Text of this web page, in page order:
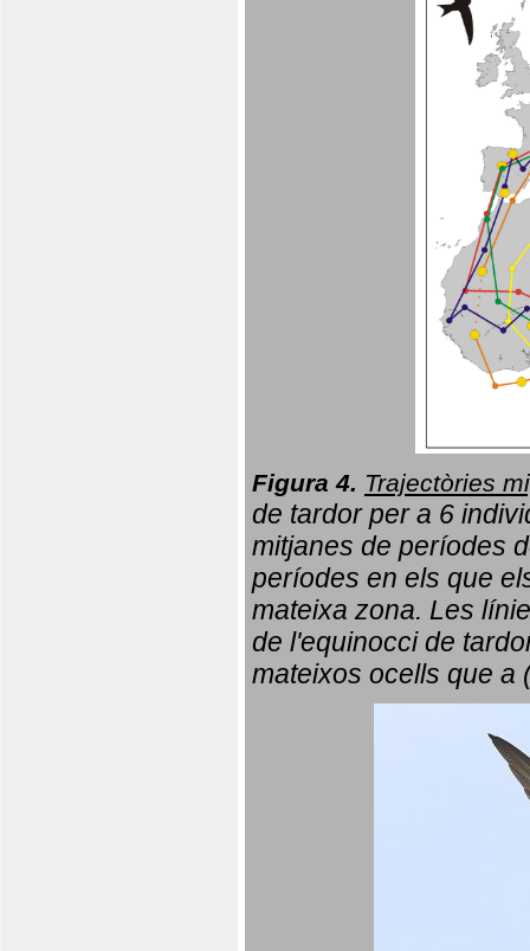
Figura 4. Trajectòries
de tardor per a 6
mitjanes de períodes
períodes en els que
mateixa zona. Les
de l'equinocci de
mateixos ocells que a